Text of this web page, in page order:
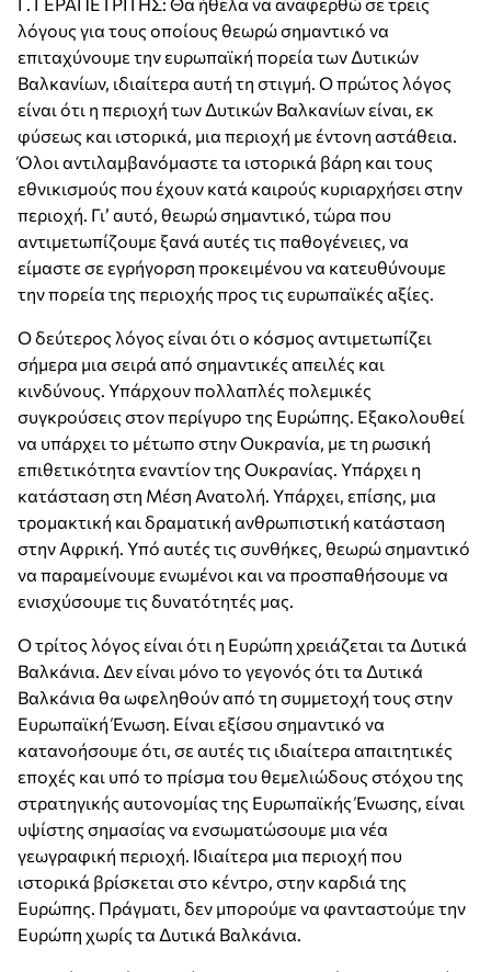
λόγους για τους οποίους θεωρώ σημαντικό να
επιταχύνουμε την ευρωπαϊκή πορεία των Δυτικών
Βαλκανίων, ιδιαίτερα αυτή τη στιγμή. Ο πρώτος λόγος
είναι ότι η περιοχή των Δυτικών Βαλκανίων είναι, εκ
φύσεως και ιστορικά, μια περιοχή με έντονη αστάθεια.
Όλοι αντιλαμβανόμαστε τα ιστορικά βάρη και τους
εθνικισμούς που έχουν κατά καιρούς κυριαρχήσει στην
περιοχή. Γι’ αυτό, θεωρώ σημαντικό, τώρα που
αντιμετωπίζουμε ξανά αυτές τις παθογένειες, να
είμαστε σε εγρήγορση προκειμένου να κατευθύνουμε
την πορεία της περιοχής προς τις ευρωπαϊκές αξίες.
Ο δεύτερος λόγος είναι ότι ο κόσμος αντιμετωπίζει
σήμερα μια σειρά από σημαντικές απειλές και
κινδύνους. Υπάρχουν πολλαπλές πολεμικές
συγκρούσεις στον περίγυρο της Ευρώπης. Εξακολουθεί
να υπάρχει το μέτωπο στην Ουκρανία, με τη ρωσική
επιθετικότητα εναντίον της Ουκρανίας. Υπάρχει η
κατάσταση στη Μέση Ανατολή. Υπάρχει, επίσης, μια
τρομακτική και δραματική ανθρωπιστική κατάσταση
στην Αφρική. Υπό αυτές τις συνθήκες, θεωρώ σημαντικό
να παραμείνουμε ενωμένοι και να προσπαθήσουμε να
ενισχύσουμε τις δυνατότητές μας.
Ο τρίτος λόγος είναι ότι η Ευρώπη χρειάζεται τα Δυτικά
Βαλκάνια. Δεν είναι μόνο το γεγονός ότι τα Δυτικά
Βαλκάνια θα ωφεληθούν από τη συμμετοχή τους στην
Ευρωπαϊκή Ένωση. Είναι εξίσου σημαντικό να
κατανοήσουμε ότι, σε αυτές τις ιδιαίτερα απαιτητικές
εποχές και υπό το πρίσμα του θεμελιώδους στόχου της
στρατηγικής αυτονομίας της Ευρωπαϊκής Ένωσης, είναι
υψίστης σημασίας να ενσωματώσουμε μια νέα
γεωγραφική περιοχή. Ιδιαίτερα μια περιοχή που
ιστορικά βρίσκεται στο κέντρο, στην καρδιά της
Ευρώπης. Πράγματι, δεν μπορούμε να φανταστούμε την
Ευρώπη χωρίς τα Δυτικά Βαλκάνια.